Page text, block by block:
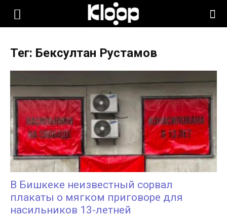
KLOOP.KG
Новости
Кыргызстана
Тег: Бексултан Рустамов
В Бишкеке неизвестный сорвал
плакаты о мягком приговоре для
насильников 13-летней